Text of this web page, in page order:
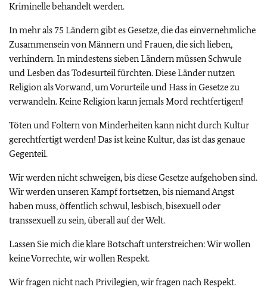
Kriminelle behandelt werden.
In mehr als 75 Ländern gibt es Gesetze, die das einvernehmliche
Zusammensein von Männern und Frauen, die sich lieben,
verhindern. In mindestens sieben Ländern müssen Schwule
und Lesben das Todesurteil fürchten. Diese Länder nutzen
Religion als Vorwand, um Vorurteile und Hass in Gesetze zu
verwandeln. Keine Religion kann jemals Mord rechtfertigen!
Töten und Foltern von Minderheiten kann nicht durch Kultur
gerechtfertigt werden! Das ist keine Kultur, das ist das genaue
Gegenteil.
Wir werden nicht schweigen, bis diese Gesetze aufgehoben sind.
Wir werden unseren Kampf fortsetzen, bis niemand Angst
haben muss, öffentlich schwul, lesbisch, bisexuell oder
transsexuell zu sein, überall auf der Welt.
Lassen Sie mich die klare Botschaft unterstreichen: Wir wollen
keine Vorrechte, wir wollen Respekt.
Wir fragen nicht nach Privilegien, wir fragen nach Respekt.